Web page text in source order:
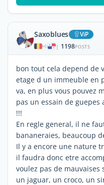
Saxoblues ViP
| 1198POSTS
bon tout cela depend de
etage d un immeuble en
va, en plus vous pouvez
pas un essain de guepes
!!!
En regle general, il ne
bananeraies, beaucoup
Il y a encore une nature
il faudra donc etre
voulez pas de mauvaises
un jaguar, un croco, un